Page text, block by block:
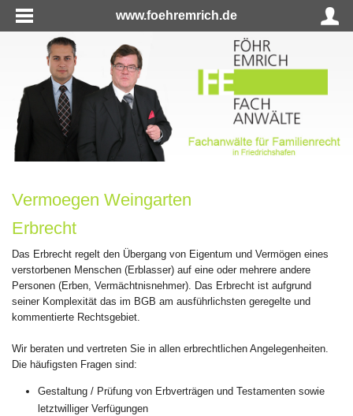
www.foehremrich.de
Vermoegen Weingarten
Erbrecht
Das Erbrecht regelt den Übergang von Eigentum und Vermögen eines
verstorbenen Menschen (Erblasser) auf eine oder mehrere andere
Personen (Erben, Vermächtnisnehmer). Das Erbrecht ist aufgrund
seiner Komplexität das im BGB am ausführlichsten geregelte und
kommentierte Rechtsgebiet.
Wir beraten und vertreten Sie in allen erbrechtlichen Angelegenheiten.
Die häufigsten Fragen sind:
Gestaltung / Prüfung von Erbverträgen und Testamenten sowie
letztwilliger Verfügungen